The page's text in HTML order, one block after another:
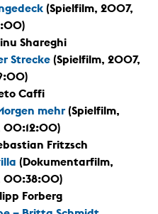
(Spielfilm, 2007,
Shareghi
Strecke (Spielfilm, 2007,
Caffi
mehr(Spielfilm,
00:12:00)
Fritzsch
(Dokumentarfilm,
00:38:00)
Forberg